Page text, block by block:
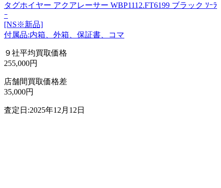
タグホイヤー アクアレーサー WBP1112.FT6199 ブラック ｿｰﾗ
ｰ
[NS※新品]
付属品:内箱、外箱、保証書、コマ
９社平均買取価格
255,000円
店舗間買取価格差
35,000円
査定日:2025年12月12日